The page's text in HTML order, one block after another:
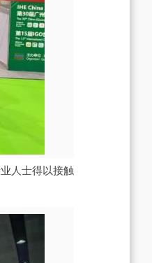
人士得以接触